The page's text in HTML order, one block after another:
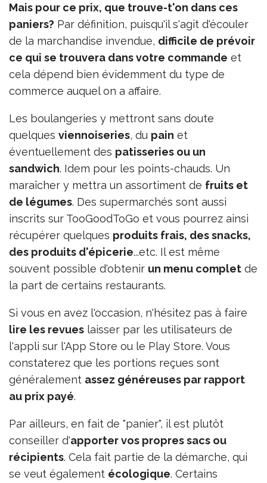
Mais pour ce prix, que trouve-t'on dans ces
paniers? Par définition, puisqu'il s'agit d'écouler
de la marchandise invendue, difficile de prévoir
ce qui se trouvera dans votre commande et
cela dépend bien évidemment du type de
commerce auquel on a affaire.
Les boulangeries y mettront sans doute
quelques viennoiseries, du pain et
éventuellement des patisseries ou un
sandwich. Idem pour les points-chauds. Un
maraîcher y mettra un assortiment de fruits et
de légumes. Des supermarchés sont aussi
inscrits sur TooGoodToGo et vous pourrez ainsi
récupérer quelques produits frais, des snacks,
des produits d'épicerie...etc. Il est même
souvent possible d'obtenir un menu complet de
la part de certains restaurants.
Si vous en avez l'occasion, n'hésitez pas à faire
lire les revues laisser par les utilisateurs de
l'appli sur l'App Store ou le Play Store. Vous
constaterez que les portions reçues sont
généralement assez généreuses par rapport
au prix payé.
Par ailleurs, en fait de "panier", il est plutôt
conseiller d'apporter vos propres sacs ou
récipients. Cela fait partie de la démarche, qui
se veut également écologique. Certains